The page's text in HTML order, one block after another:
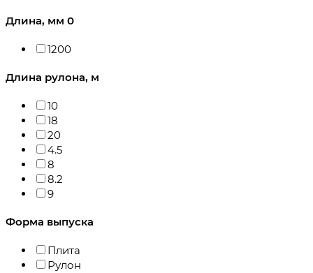
Длина, мм 0
1200
Длина рулона, м
10
18
20
4.5
8
8.2
9
Форма выпуска
Плита
Рулон